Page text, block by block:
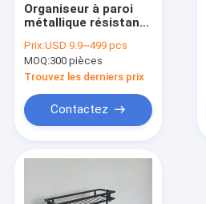
Organiseur à paroi
métallique résistant
stockage de la
cuisine à domicile
Prix:USD 9.9~499 pcs
MOQ:300 pièces
Trouvez les derniers prix
Contactez